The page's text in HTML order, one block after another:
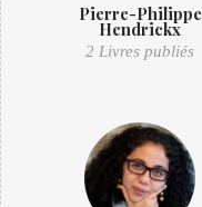
Pierre-Philippe
Hendrickx
2 Livres publiés